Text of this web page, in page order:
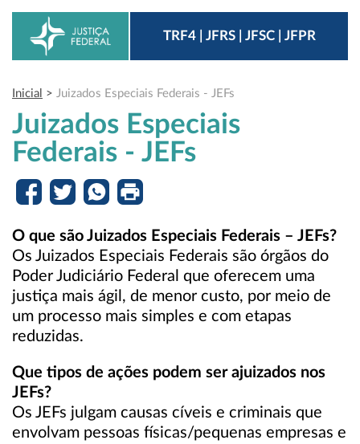
TRF4 | JFRS | JFSC | JFPR
Inicial > Juizados Especiais Federais - JEFs
Juizados Especiais
Federais - JEFs
O que são Juizados Especiais Federais – JEFs?
Os Juizados Especiais Federais são órgãos do
Poder Judiciário Federal que oferecem uma
justiça mais ágil, de menor custo, por meio de
um processo mais simples e com etapas
reduzidas.
Que tipos de ações podem ser ajuizados nos
JEFs?
Os JEFs julgam causas cíveis e criminais que
envolvam pessoas físicas/pequenas empresas e